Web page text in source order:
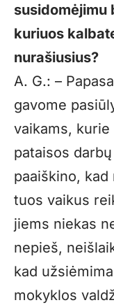
susidomėjimu
kuriuos
nurašiusius?
A. G.: –
gavome
vaikams,
pataisos
paaiškino,
tuos vaikus
jiems niekas
nepieš,
kad
mokyklos